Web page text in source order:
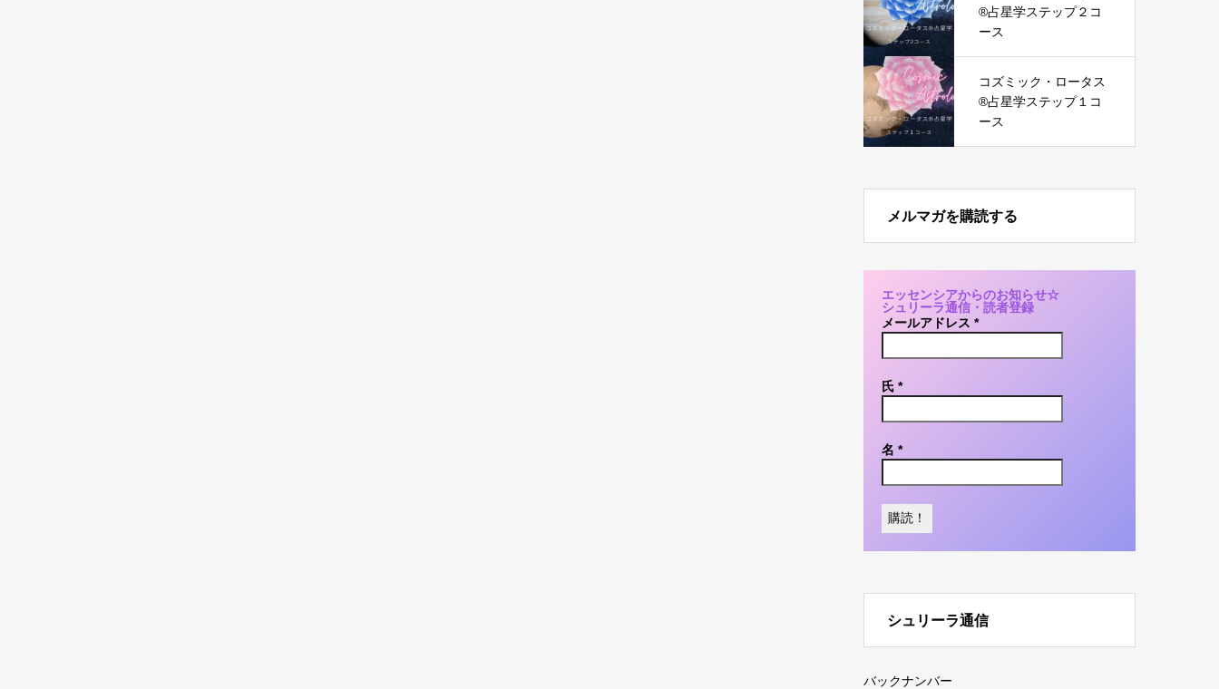
®︎占星学ステップ２コ
ース
コズミック・ロータス
®︎占星学ステップ１コ
ース
メルマガを購読する
エッセンシアからのお知らせ☆
シュリーラ通信・読者登録
メールアドレス *
氏 *
名 *
シュリーラ通信
バックナンバー